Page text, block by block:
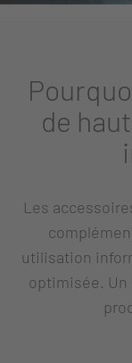
de
Les
utilisation
optimisée.